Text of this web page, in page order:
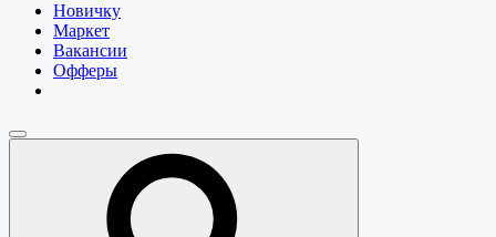
Новичку
Маркет
Вакансии
Офферы